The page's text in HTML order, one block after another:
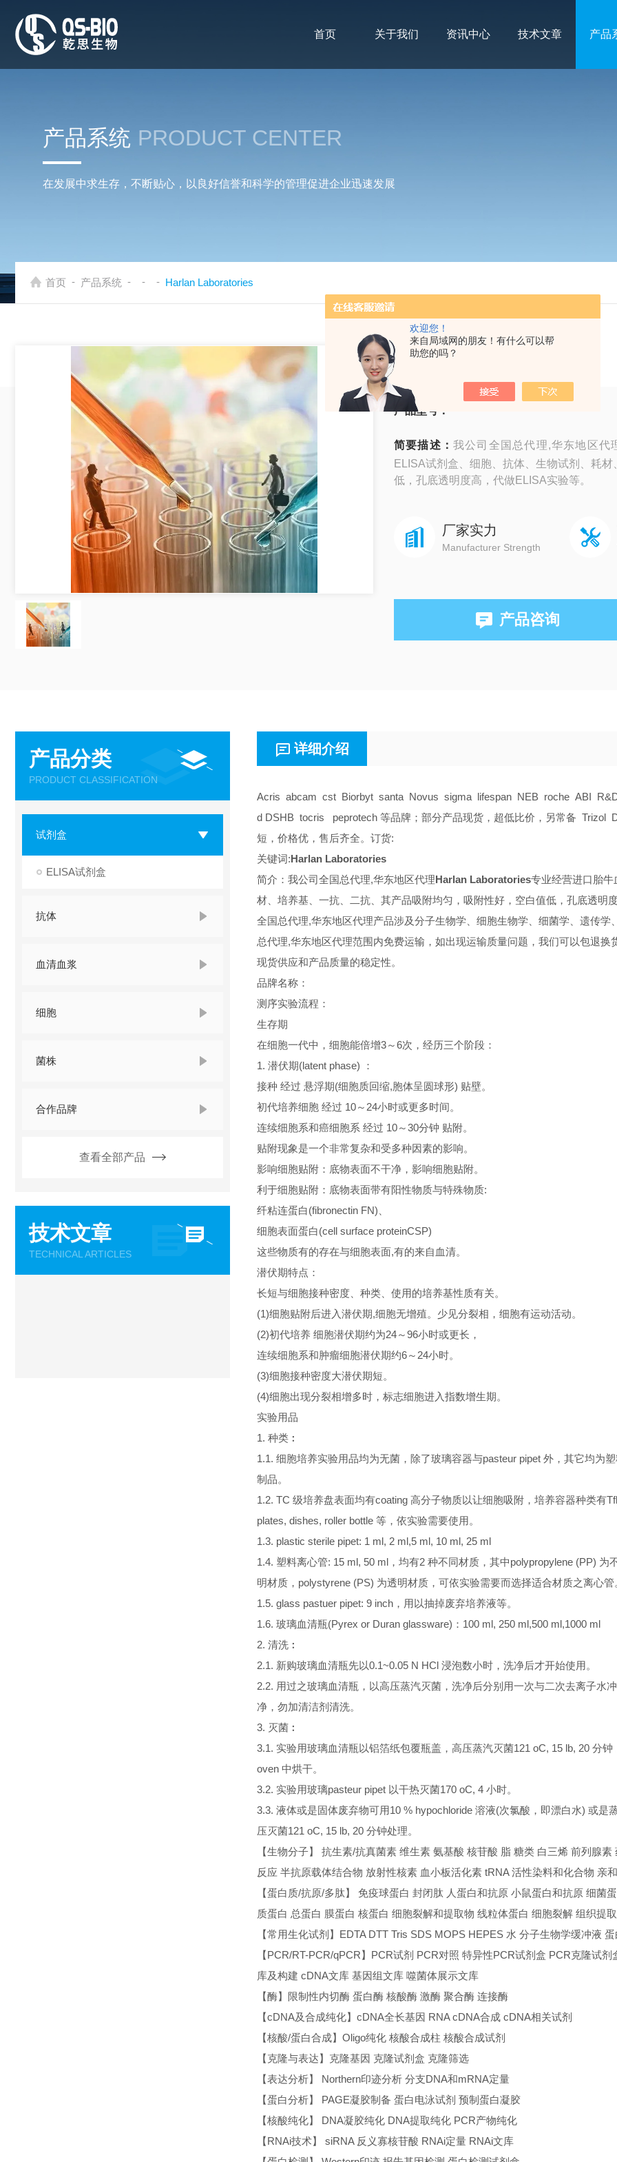
欢迎您！
来自局域网的朋友！有什么可以帮
助您的吗？
首页 关于我们 资讯中心 技术文章 产品
产品系统 PRODUCT CENTER
在发展中求生存，不断贴心，以良好信誉和科学的管理促进企业迅速发展
首页 - 产品系统 - - - Harlan Laboratories
Harlan Laboratories
产品型号：
简要描述： 我公司全国总代理,华东地区代
ELISA试剂盒、细胞、抗体、生物试剂、耗
低，孔底透明度高，代做ELISA实验等。
厂家实力
Manufacturer Strength
产品咨询
产品分类
PRODUCT CLASSIFICATION
试剂盒
ELISA试剂盒
抗体
血清血浆
细胞
菌株
合作品牌
查看全部产品
技术文章
TECHNICAL ARTICLES
详细介绍
Acris abcam cst Biorbyt santa Novus sigma lifespan NEB roche ABI
d DSHB tocris peprotech 等品牌；部分产品现货，超低比价，另常备
短，价格优，售后齐全。订货:
关键词:Harlan Laboratories
简介：我公司全国总代理,华东地区代理Harlan Laboratories专业经营进口胎
材、培养基、一抗、二抗、其产品吸附均匀，吸附性好，空白值低，孔底透明
全国总代理,华东地区代理产品涉及分子生物学、细胞生物学、细菌学、遗传
总代理,华东地区代理范围内免费运输，如出现运输质量问题，我们可以包退换
现货供应和产品质量的稳定性。
品牌名称：
测序实验流程：
生存期
在细胞一代中，细胞能倍增3～6次，经历三个阶段：
1. 潜伏期(latent phase) ：
接种 经过 悬浮期(细胞质回缩,胞体呈圆球形) 贴壁。
初代培养细胞 经过 10～24小时或更多时间。
连续细胞系和癌细胞系 经过 10～30分钟 贴附。
贴附现象是一个非常复杂和受多种因素的影响。
影响细胞贴附：底物表面不干净，影响细胞贴附。
利于细胞贴附：底物表面带有阳性物质与特殊物质:
纤粘连蛋白(fibronectin FN)、
细胞表面蛋白(cell surface proteinCSP)
这些物质有的存在与细胞表面,有的来自血清。
潜伏期特点：
长短与细胞接种密度、种类、使用的培养基性质有关。
(1)细胞贴附后进入潜伏期,细胞无增殖。少见分裂相，细胞有运动活动。
(2)初代培养 细胞潜伏期约为24～96小时或更长，
连续细胞系和肿瘤细胞潜伏期约6～24小时。
(3)细胞接种密度大潜伏期短。
(4)细胞出现分裂相增多时，标志细胞进入指数增生期。
实验用品
1. 种类︰
1.1. 细胞培养实验用品均为无菌，除了玻璃容器与pasteur pipet 外，其它均为
制品。
1.2. TC 级培养盘表面均有coating 高分子物质以让细胞吸附，培养容器种类有
plates, dishes, roller bottle 等，依实验需要使用。
1.3. plastic sterile pipet: 1 ml, 2 ml,5 ml, 10 ml, 25 ml
1.4. 塑料离心管: 15 ml, 50 ml，均有2 种不同材质，其中polypropylene (PP) 为
明材质，polystyrene (PS) 为透明材质，可依实验需要而选择适合材质之离心管
1.5. glass pastuer pipet: 9 inch，用以抽掉废弃培养液等。
1.6. 玻璃血清瓶(Pyrex or Duran glassware)：100 ml, 250 ml,500 ml,1000 ml
2. 清洗︰
2.1. 新购玻璃血清瓶先以0.1~0.05 N HCl 浸泡数小时，洗净后才开始使用。
2.2. 用过之玻璃血清瓶，以高压蒸汽灭菌，洗净后分别用一次与二次去离子水
净，勿加清洁剂清洗。
3. 灭菌︰
3.1. 实验用玻璃血清瓶以铝箔纸包覆瓶盖，高压蒸汽灭菌121 oC, 15 lb, 20 分钟
oven 中烘干。
3.2. 实验用玻璃pasteur pipet 以干热灭菌170 oC, 4 小时。
3.3. 液体或是固体废弃物可用10 % hypochloride 溶液(次氯酸，即漂白水) 或是
压灭菌121 oC, 15 lb, 20 分钟处理。
【生物分子】 抗生素/抗真菌素 维生素 氨基酸 核苷酸 脂 糖类 白三烯 前列腺
反应 半抗原载体结合物 放射性核素 血小板活化素 tRNA 活性染料和化合物 亲
【蛋白质/抗原/多肽】 免疫球蛋白 封闭肽 人蛋白和抗原 小鼠蛋白和抗原 细
质蛋白 总蛋白 膜蛋白 核蛋白 细胞裂解和提取物 线粒体蛋白 细胞裂解 组织提
【常用生化试剂】EDTA DTT Tris SDS MOPS HEPES 水 分子生物学缓冲液
【PCR/RT-PCR/qPCR】PCR试剂 PCR对照 特异性PCR试剂盒 PCR克隆试
库及构建 cDNA文库 基因组文库 噬菌体展示文库
【酶】限制性内切酶 蛋白酶 核酸酶 激酶 聚合酶 连接酶
【cDNA及合成纯化】cDNA全长基因 RNA cDNA合成 cDNA相关试剂
【核酸/蛋白合成】Oligo纯化 核酸合成柱 核酸合成试剂
【克隆与表达】克隆基因 克隆试剂盒 克隆筛选
【表达分析】 Northern印迹分析 分支DNA和mRNA定量
【蛋白分析】 PAGE凝胶制备 蛋白电泳试剂 预制蛋白凝胶
【核酸纯化】 DNA凝胶纯化 DNA提取纯化 PCR产物纯化
【RNAi技术】 siRNA 反义寡核苷酸 RNAi定量 RNAi文库